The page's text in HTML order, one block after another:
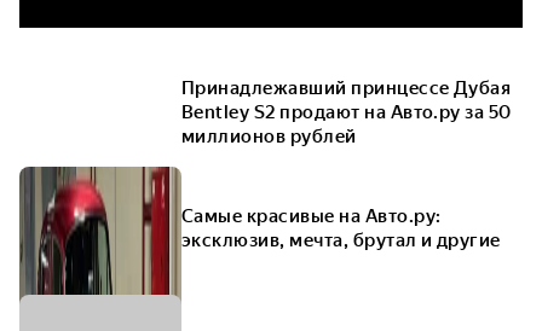
Принадлежавший принцессе Дубая
Bentley S2 продают на Авто.ру за 50
миллионов рублей
Самые красивые на Авто.ру:
эксклюзив, мечта, брутал и другие